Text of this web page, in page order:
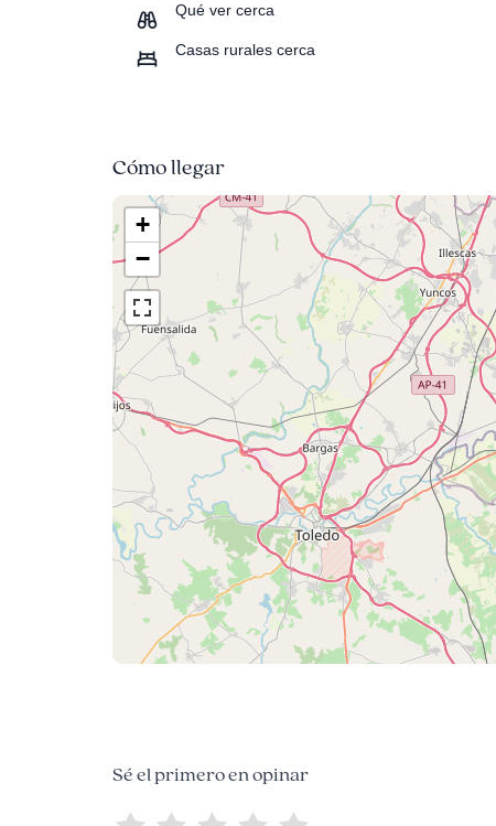
Qué ver cerca
Casas rurales cerca
Cómo llegar
+
−
Sé el primero en opinar